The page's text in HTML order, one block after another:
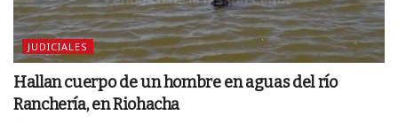
JUDICIALES
Hallan cuerpo de un hombre en aguas del río
Ranchería, en Riohacha